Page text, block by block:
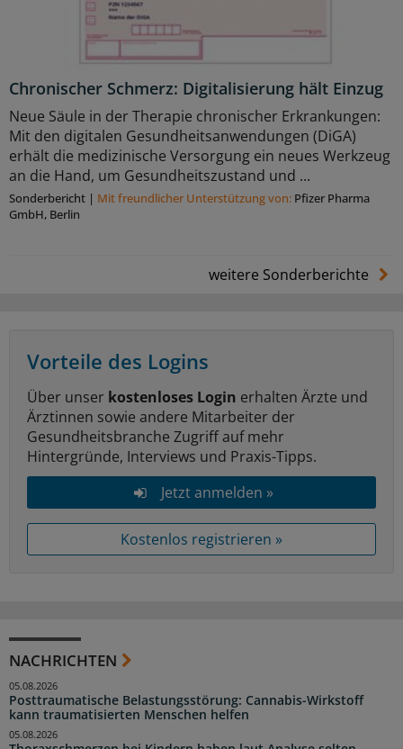
Chronischer Schmerz: Digitalisierung hält Einzug
Neue Säule in der Therapie chronischer Erkrankungen:
Mit den digitalen Gesundheitsanwendungen (DiGA)
erhält die medizinische Versorgung ein neues Werkzeug
an die Hand, um Gesundheitszustand und ...
Sonderbericht | Mit freundlicher Unterstützung von: Pfizer Pharma
GmbH, Berlin
weitere Sonderberichte
Vorteile des Logins
Über unser kostenloses Login erhalten Ärzte und
Ärztinnen sowie andere Mitarbeiter der
Gesundheitsbranche Zugriff auf mehr
Hintergründe, Interviews und Praxis-Tipps.
Jetzt anmelden »
Kostenlos registrieren »
NACHRICHTEN
Posttraumatische Belastungsstörung: Cannabis-Wirkstoff
kann traumatisierten Menschen helfen
05.08.2026
05.08.2026